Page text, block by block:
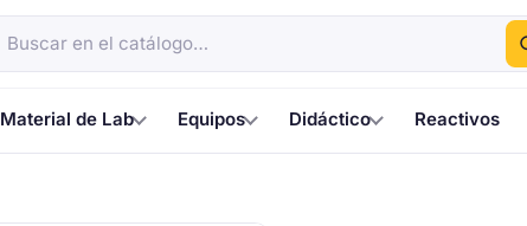
Material de Lab Equipos Didáctico Reactivos